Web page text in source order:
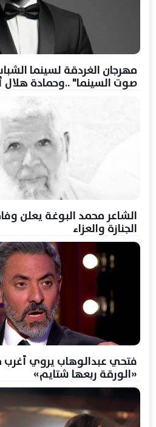
مهرجان الغردقة لسينما
صوت السينما" ..وحمادة هلال
الشاعر محمد البوغة يعلن
الجنازة والعزاء
فتحي عبدالوهاب يروي
«الورقة ربعها شتايم»